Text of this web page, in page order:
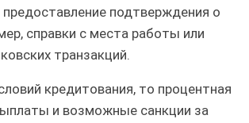
подтверждения о
справки с места работы или
транзакций.
кредитования, то процентная
и возможные санкции за